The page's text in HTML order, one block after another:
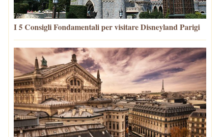
I 5 Consigli Fondamentali per visitare Disneyland Parigi